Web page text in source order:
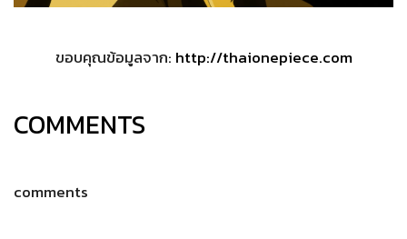
ขอบคุณข้อมูลจาก: http://thaionepiece.com
COMMENTS
comments